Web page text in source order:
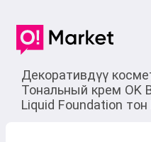
Декоративдүү
Тональный крем OK
Liquid Foundation